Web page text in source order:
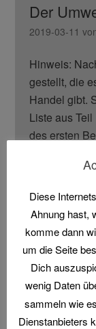
Der
2019-03-11
Hinweis:
gestellt, die
Handel gibt.
Liste aus
des ersten
Zeit erkannt
Geschrieben
Bioammo,
Pioni,
Konstanz,
RC-Cartridges,
Diese
Ahnung hast,
komme dann
um die Seite
Dich
wenig Daten
sammeln wie
Dienstanbieters